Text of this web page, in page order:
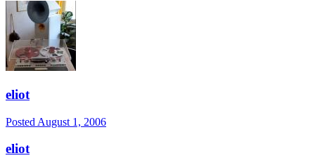
eliot
Posted August 1, 2006
eliot